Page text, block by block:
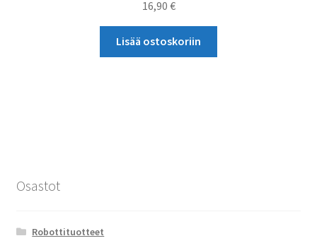
16,90 €
Lisää ostoskoriin
Osastot
Robottituotteet